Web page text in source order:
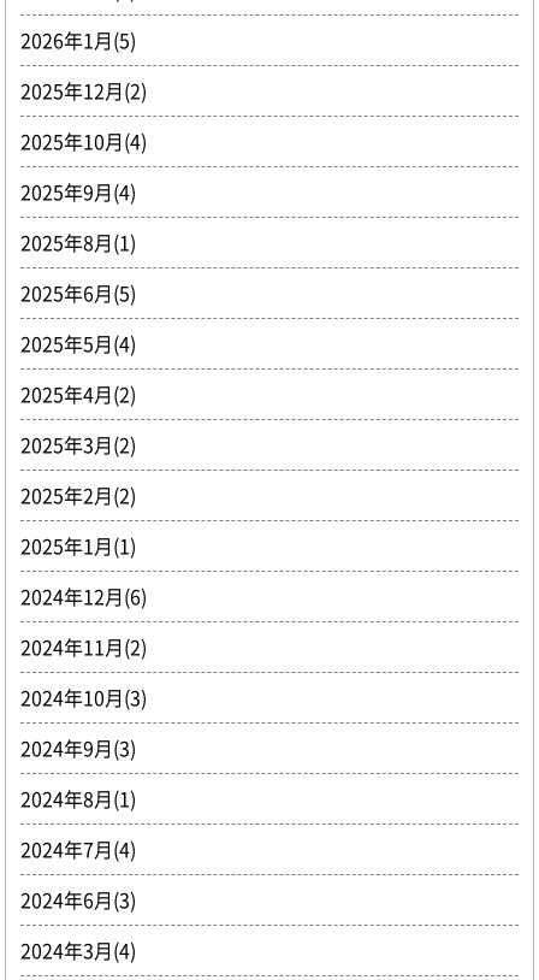
2026年1月(5)
2025年12月(2)
2025年10月(4)
2025年9月(4)
2025年8月(1)
2025年6月(5)
2025年5月(4)
2025年4月(2)
2025年3月(2)
2025年2月(2)
2025年1月(1)
2024年12月(6)
2024年11月(2)
2024年10月(3)
2024年9月(3)
2024年8月(1)
2024年7月(4)
2024年6月(3)
2024年3月(4)